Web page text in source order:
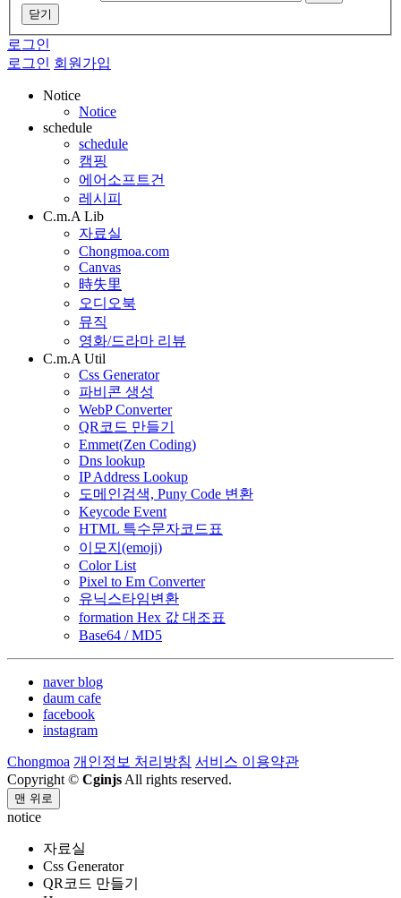
닫기
로그인
로그인 회원가입
Notice
Notice
schedule
schedule
캠핑
에어소프트건
레시피
C.m.A Lib
자료실
Chongmoa.com
Canvas
時失里
오디오북
뮤직
영화/드라마 리뷰
C.m.A Util
Css Generator
파비콘 생성
WebP Converter
QR코드 만들기
Emmet(Zen Coding)
Dns lookup
IP Address Lookup
도메인검색, Puny Code 변환
Keycode Event
HTML 특수문자코드표
이모지(emoji)
Color List
Pixel to Em Converter
유닉스타임변환
formation Hex 값 대조표
Base64 / MD5
naver blog
daum cafe
facebook
instagram
Chongmoa 개인정보 처리방침 서비스 이용약관
Copyright © Cginjs All rights reserved.
맨 위로
notice
자료실
Css Generator
QR코드 만들기